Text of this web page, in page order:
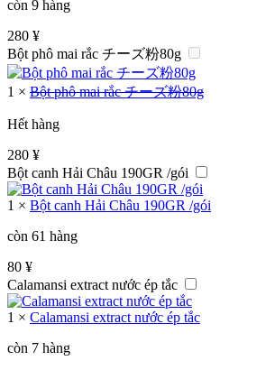
còn 9 hàng
280 ¥
Bột phô mai rắc チーズ粉80g
1 × Bột phô mai rắc チーズ粉80g
Hết hàng
280 ¥
Bột canh Hải Châu 190GR /gói
1 × Bột canh Hải Châu 190GR /gói
còn 61 hàng
80 ¥
Calamansi extract nước ép tắc
1 × Calamansi extract nước ép tắc
còn 7 hàng